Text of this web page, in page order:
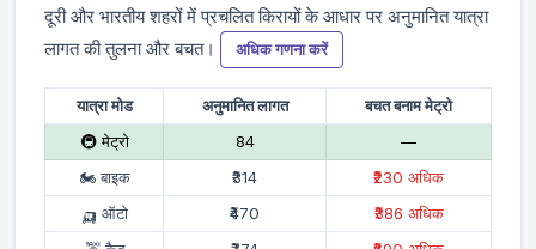
दूरी और भारतीय शहरों में प्रचलित किरायों के आधार पर अनुमानित यात्रा
लागत की तुलना और बचत।
अधिक गणना करें
यात्रा मोड अनुमानित लागत
बचत बनाम मेट्रो
🚇 मेट्रो
₹84
—
🏍 बाइक
₹314
₹230 अधिक
🛺 ऑटो
₹470
₹386 अधिक